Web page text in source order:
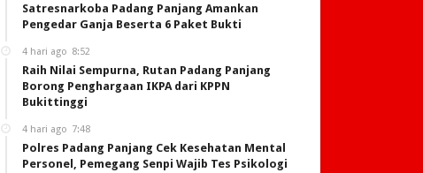
Satresnarkoba Padang Panjang Amankan
Pengedar Ganja Beserta 6 Paket Bukti
4 hari ago 8:52
Raih Nilai Sempurna, Rutan Padang Panjang
Borong Penghargaan IKPA dari KPPN
Bukittinggi
4 hari ago 7:48
Polres Padang Panjang Cek Kesehatan Mental
Personel, Pemegang Senpi Wajib Tes Psikologi